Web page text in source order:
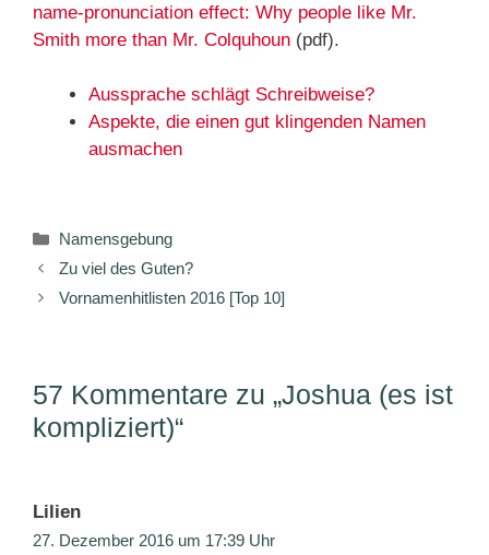
name-pronunciation effect: Why people like Mr.
Smith more than Mr. Colquhoun (pdf).
Aussprache schlägt Schreibweise?
Aspekte, die einen gut klingenden Namen
ausmachen
Kategorien
Namensgebung
Zu viel des Guten?
Vornamenhitlisten 2016 [Top 10]
57 Kommentare zu „Joshua (es ist
kompliziert)“
Lilien
27. Dezember 2016 um 17:39 Uhr